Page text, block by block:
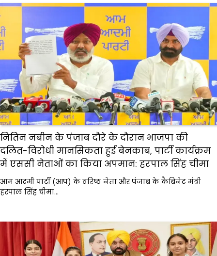
नितिन नबीन के पंजाब दौरे के दौरान भाजपा की
दलित-विरोधी मानसिकता हुई बेनकाब, पार्टी कार्यक्रम
में एससी नेताओं का किया अपमान: हरपाल सिंह चीमा
आम आदमी पार्टी (आप) के वरिष्ठ नेता और पंजाब के कैबिनेट मंत्री
हरपाल सिंह चीमा…